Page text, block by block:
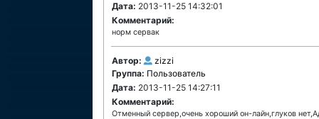
Дата: 2013-11-25 14:32:01
Комментарий:
норм сервак
Автор:
zizzi
Группа: Пользователь
Дата: 2013-11-25 14:27:11
Комментарий:
Отменный сервер,очень хороший он-лайн,глуков